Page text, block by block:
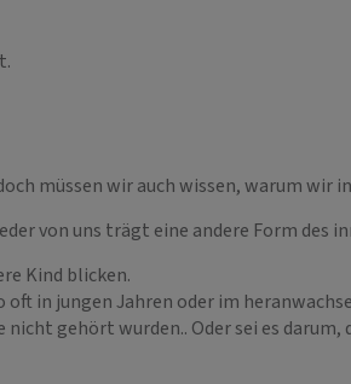
müssen wir auch wissen, warum wir
von uns trägt eine andere Form des
Kind blicken.
in jungen Jahren oder im
nicht gehört wurden.. Oder sei es